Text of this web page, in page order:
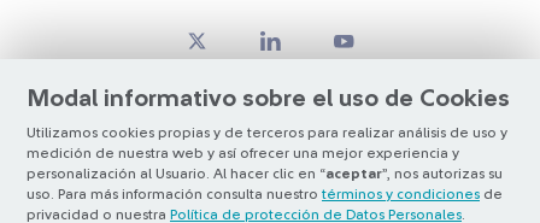
Modal informativo sobre el uso de Cookies
Utilizamos cookies propias y de terceros para realizar análisis de uso y
medición de nuestra web y así ofrecer una mejor experiencia y
personalización al Usuario. Al hacer clic en “aceptar”, nos autorizas su
uso. Para más información consulta nuestro términos y condiciones de
privacidad o nuestra Política de protección de Datos Personales
© Copyright Grupo SURA 2026